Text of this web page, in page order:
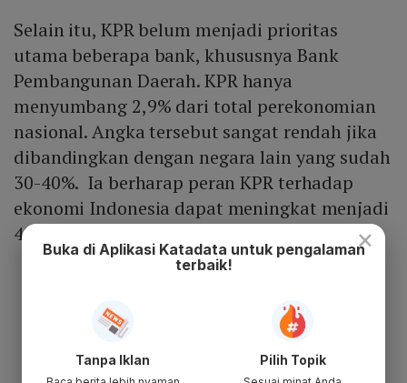
Selain itu, KPR belum menjadi prioritas
utama beberapa bank, khususnya Bank
Pembangunan Daerah. KPR hanya
menyumbang 2,9% dari total perekonomian
nasional. Angka tersebut sangat rendah jika
dibandingkan dengan negara lain yang sudah
30-40%. Ia berharap peran KPR terhadap
ekonomi Indonesia dapat meningkat menjadi
4% dalam lima tahun ke depan.
×
Buka di Aplikasi Katadata untuk pengalaman
terbaik!
Tanpa Iklan Pilih Topik